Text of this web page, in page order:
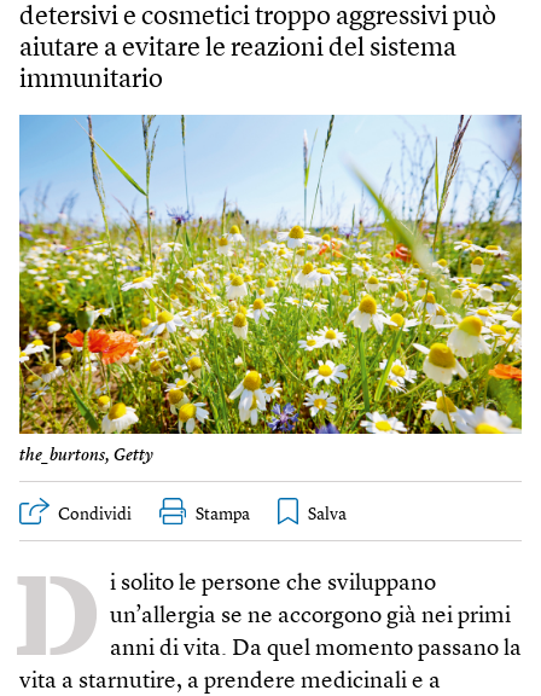
detersivi e cosmetici troppo aggressivi può
aiutare a evitare le reazioni del sistema
immunitario
the_burtons, Getty
Condividi Stampa
D i solito le persone che sviluppano
un’allergia se ne accorgono già nei primi
anni di vita. Da quel momento passano la
vita a starnutire, a prendere medicinali e a